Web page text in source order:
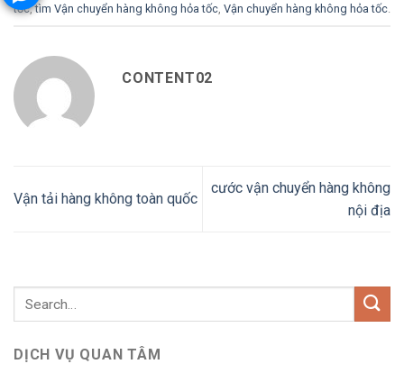
tốc,tìm Vận chuyển hàng không hỏa tốc Vận chuyển hàng không hỏa tốc
CONTENT02
Vận tải hàng không toàn quốc
cước vận chuyển hàng không
nội địa
DỊCH VỤ QUAN TÂM